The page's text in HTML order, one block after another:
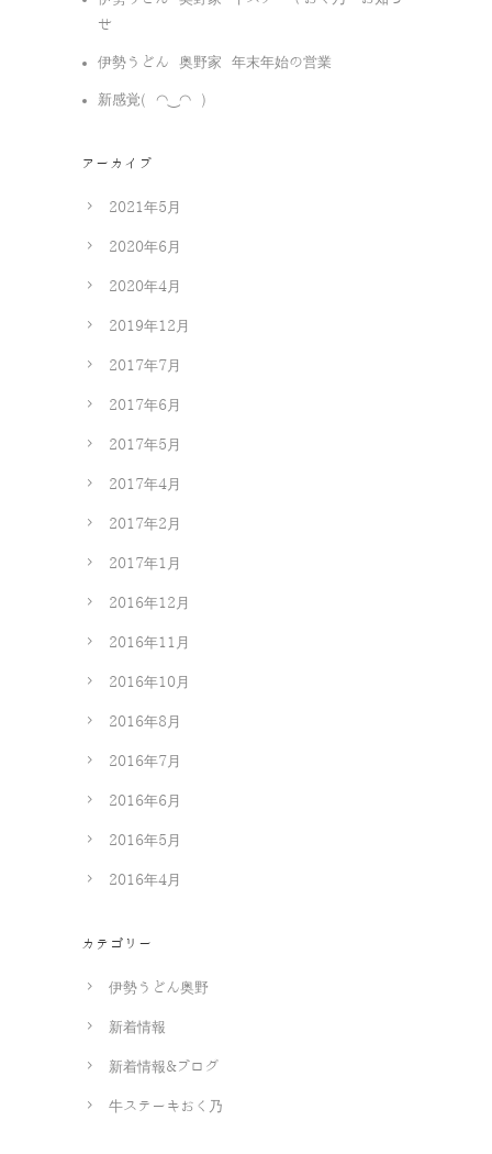
せ
伊勢うどん 奥野家 年末年始の営業
新感覚( ◠‿◠ )
アーカイブ
2021年5月
2020年6月
2020年4月
2019年12月
2017年7月
2017年6月
2017年5月
2017年4月
2017年2月
2017年1月
2016年12月
2016年11月
2016年10月
2016年8月
2016年7月
2016年6月
2016年5月
2016年4月
カテゴリー
伊勢うどん奥野
新着情報
新着情報&ブログ
牛ステーキおく乃